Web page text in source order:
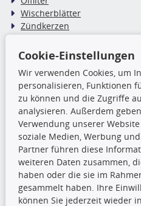
Wischerblätter
Zündkerzen
TecDoc Inside
Die
dürfen
unterlassen, die Daten oder die
vorherige Zustimmung
verbreiten und/oder diese
zu lassen. Ein Zuwiderhandeln
Urheberrechtsverletzung dar
Cookie-Einstellungen
Wir verwenden Cookies, um
personalisieren, Funktionen
zu können und die Zugriffe
analysieren. Außerdem
Verwendung unserer
soziale Medien, Werbung
Partner führen diese
weiteren Daten zusammen,
haben oder die sie im
gesammelt haben. Ihre
können Sie jederzeit wieder